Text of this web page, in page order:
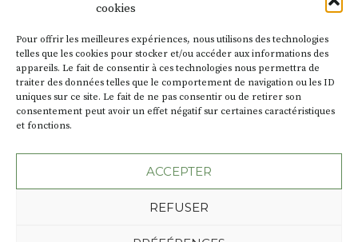
cookies
Pour offrir les meilleures expériences, nous utilisons des technologies
telles que les cookies pour stocker et/ou accéder aux informations des
appareils. Le fait de consentir à ces technologies nous permettra de
traiter des données telles que le comportement de navigation ou les ID
uniques sur ce site. Le fait de ne pas consentir ou de retirer son
consentement peut avoir un effet négatif sur certaines caractéristiques
et fonctions.
ACCEPTER
REFUSER
d’autres activités culturelles de
la Petite Cité de Caractère. Par
exemple, l’installationCochon
Charbons’inscrit comme en
« off » du festival d’Auzon 2026
SA D’où vient le nom :Fumoir?
BT C’est le terme employé dans
les actes de propriété du lieu.
Suivez toute l'actu de Strada
Plan du site